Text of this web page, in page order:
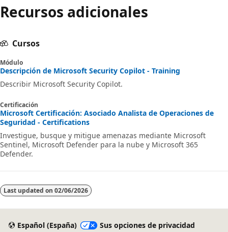
Recursos adicionales
Cursos
Módulo
Descripción de Microsoft Security Copilot - Training
Describir Microsoft Security Copilot.
Certificación
Microsoft Certificación: Asociado Analista de Operaciones de
Seguridad - Certifications
Investigue, busque y mitigue amenazas mediante Microsoft
Sentinel, Microsoft Defender para la nube y Microsoft 365
Defender.
Last updated on 02/06/2026
Español (España) Sus opciones de privacidad